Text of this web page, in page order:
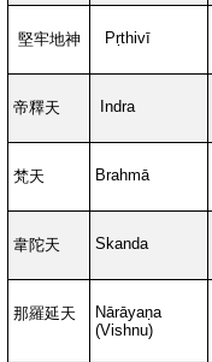
堅牢地神 Pṛthivī
帝釋天 Indra
梵天 Brahmā
韋陀天 Skanda
那羅延天
Nārāyaṇa
(Vishnu)